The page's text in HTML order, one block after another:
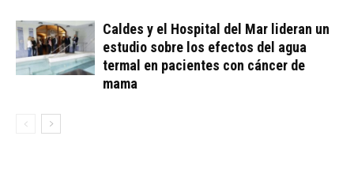
Caldes y el Hospital del Mar lideran un
estudio sobre los efectos del agua
termal en pacientes con cáncer de
mama